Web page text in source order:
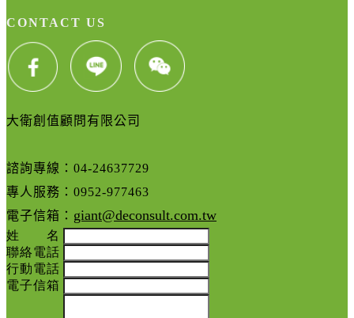
CONTACT US
大衛創值顧問有限公司
諮詢專線：04-24637729
專人服務：0952-977463
電子信箱： giant@deconsult.com.tw
姓 名
聯絡電話
行動電話
電子信箱